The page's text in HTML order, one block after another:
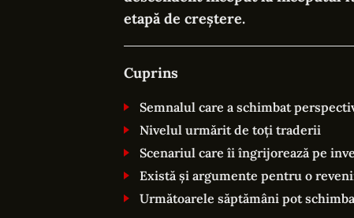
etapă de creștere.
Cuprins
Semnalul care a schimbat
Nivelul urmărit de toți traderii
Scenariul care îi îngrijorează pe
Există și argumente pentru o
Următoarele săptămâni pot